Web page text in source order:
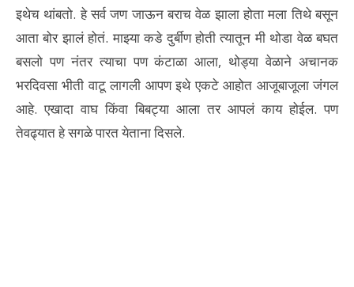
इथेच थांबतो. हे सर्व जण जाऊन बराच वेळ झाला होता मला तिथे बसून
आता बोर झालं होतं. माझ्या कडे दुर्बीण होती त्यातून मी थोडा वेळ बघत
बसलो पण नंतर त्याचा पण कंटाळा आला, थोड्या वेळाने अचानक
भरदिवसा भीती वाटू लागली आपण इथे एकटे आहोत आजूबाजूला जंगल
आहे. एखादा वाघ किंवा बिबट्या आला तर आपलं काय होईल. पण
तेवढ्यात हे सगळे पारत येताना दिसले.